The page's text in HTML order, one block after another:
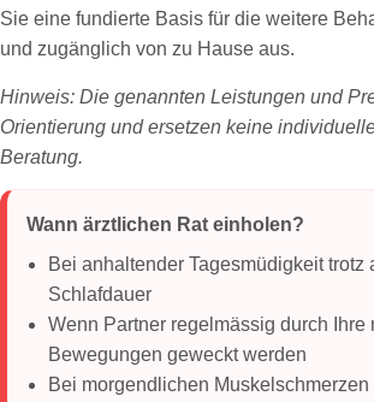
Sie eine fundierte Basis für die weitere
und zugänglich von zu Hause aus.
Hinweis: Die genannten Leistungen und
Orientierung und ersetzen keine
Beratung.
Wann ärztlichen Rat einholen?
Bei anhaltender Tagesmüdigkeit trotz
Schlafdauer
Wenn Partner regelmässig durch Ihre
Bewegungen geweckt werden
Bei morgendlichen Muskelschmerzen